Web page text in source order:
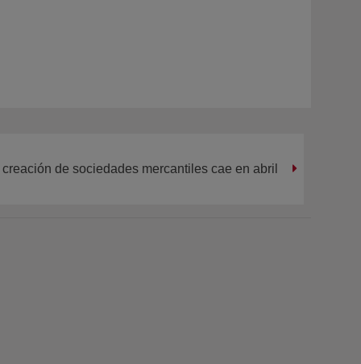
creación de sociedades mercantiles cae en abril